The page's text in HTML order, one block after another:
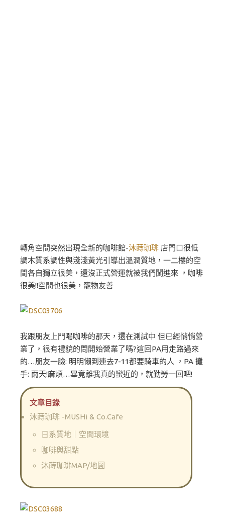
轉角空間突然出現全新的咖啡館-沐蒔珈琲 店門口很低
調木質系調性與淺淺黃光引導出溫潤質地，一二樓的空
間各自獨立很美，還沒正式營運就被我們闖進來 ，咖啡
很美!!空間也很美，寵物友善
我跟朋友上門喝咖啡的那天，還在測試中 但已經悄悄營
業了，很有禮貌的問開始營業了嗎?這回PA用走路過來
的…朋友一臉: 明明懶到連去7-11都要騎車的人 ，PA 攤
手: 雨天!麻煩…畢竟離我真的蠻近的，就勤勞一回吧!
文章目錄
沐蒔珈琲 -MUSHi & Co.Cafe
日系質地｜空間環境
咖啡與甜點
沐蒔珈琲MAP/地圖